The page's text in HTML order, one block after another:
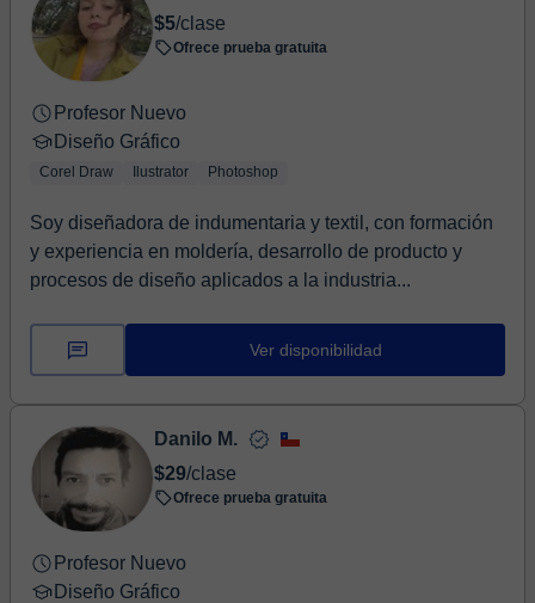
$5/clase
Ofrece prueba gratuita
Profesor Nuevo
Diseño Gráfico
Corel Draw Ilustrator Photoshop
Soy diseñadora de indumentaria y textil, con formación
y experiencia en moldería, desarrollo de producto y
procesos de diseño aplicados a la industria...
Ver disponibilidad
Danilo M.
$29/clase
Ofrece prueba gratuita
Profesor Nuevo
Diseño Gráfico